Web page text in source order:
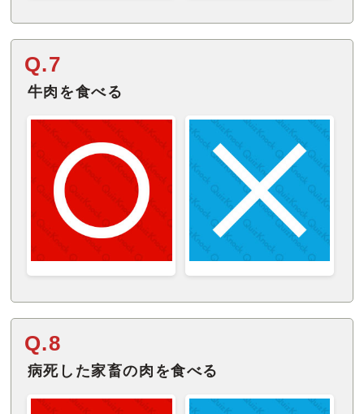
Q.7
牛肉を食べる
Q.8
病死した家畜の肉を食べる